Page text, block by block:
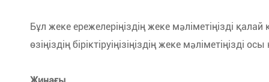
Айз крейм бейнесеу машина FAQ
Бұл жеке ережелеріңіздің жеке мәліметіңізді
өзіңіздің біріктіруіңізіңіздің жеке мәліметіңізді